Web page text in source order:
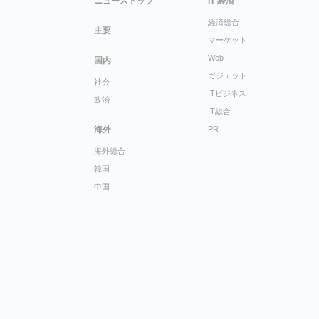
主要
国内
社会
政治
海外
海外総合
韓国
中国
経済総合
マーケット
Web
ガジェット
ITビジネス
IT総合
PR